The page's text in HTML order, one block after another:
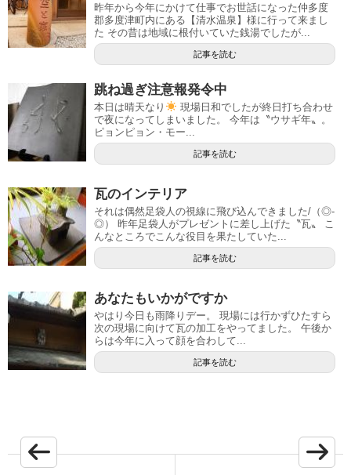
昨年から今年にかけて仕事でお世話になった仲多度
郡多度津町内にある【清水温泉】様に行って来まし
た その昔は地域に根付いていた銭湯でしたが...
記事を読む
跳ね過ぎ注意報発令中
本日は晴天なり
現場日和でしたが終日打ち合わせ
で夜になってしまいました。 今年は〝ウサギ年〟。
ピョンピョン・モー...
記事を読む
瓦のインテリア
それは偶然足袋人の視線に飛び込んできました/（◎-
◎） 昨年足袋人がプレゼントに差し上げた〝瓦〟 こ
んなところでこんな役目を果たしていた...
記事を読む
あなたもいかがですか
やはり今日も雨降りデー。 現場には行かずひたすら
次の現場に向けて瓦の加工をやってました。 午後か
らは今年に入って顔を合わして...
記事を読む